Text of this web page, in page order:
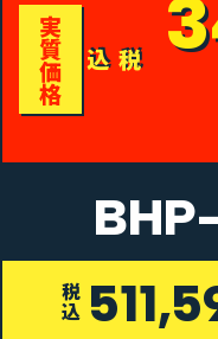
実
質
価
格
税込
税込